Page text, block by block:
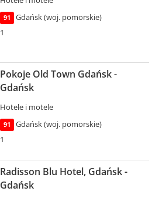
91
Gdańsk (woj. pomorskie)
1
Pokoje Old Town Gdańsk -
Gdańsk
Hotele i motele
91
Gdańsk (woj. pomorskie)
1
Radisson Blu Hotel, Gdańsk -
Gdańsk